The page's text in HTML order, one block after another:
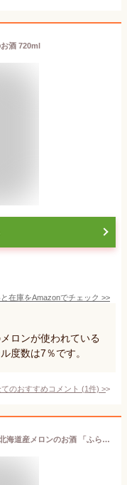
酒 720ml
在庫をAmazonでチェック >>
ロンが使われている
度数は7％です。
てのおすすめコメント (1件) >
【6本まで1梱包で発送】寶 産地めぐり 北海道産メロンのお酒 「ふらのメロン」 720ml